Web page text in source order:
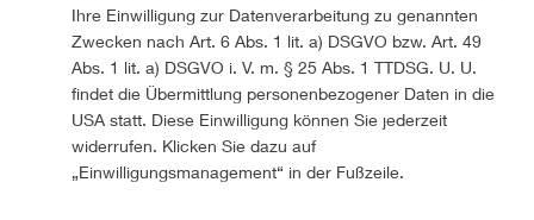
Unsere Leistungen
Automatische Auftragsverarbeitung
Individuelle Angebotsanfrage
Ausschreibungsgenerator
Schnelle Lieferzeiten
SSL Verschlüsselung
Ihre Einwilligung zur Datenverarbeitung zu genannten
Zwecken nach Art. 6 Abs. 1 lit. a) DSGVO bzw. Art. 49
Abs. 1 lit. a) DSGVO i. V. m. § 25 Abs. 1 TTDSG. U. U.
findet die Übermittlung personenbezogener Daten in die
USA statt. Diese Einwilligung können Sie jederzeit
widerrufen. Klicken Sie dazu auf
„Einwilligungsmanagement“ in der Fußzeile.